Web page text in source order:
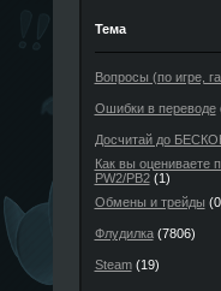
Тема
Вопросы (по игре,
Ошибки в переводе
Досчитай до
Как вы оцениваете
PW2/PB2(1)
Обмены и трейды
Флудилка(7806)
Steam(19)